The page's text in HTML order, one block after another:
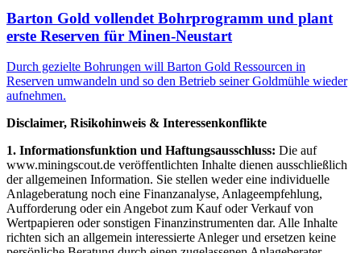
Barton Gold vollendet Bohrprogramm und plant
erste Reserven für Minen-Neustart
Durch gezielte Bohrungen will Barton Gold Ressourcen in
Reserven umwandeln und so den Betrieb seiner Goldmühle wieder
aufnehmen.
Disclaimer, Risikohinweis & Interessenkonflikte
1. Informationsfunktion und Haftungsausschluss: Die auf
www.miningscout.de veröffentlichten Inhalte dienen ausschließlich
der allgemeinen Information. Sie stellen weder eine individuelle
Anlageberatung noch eine Finanzanalyse, Anlageempfehlung,
Aufforderung oder ein Angebot zum Kauf oder Verkauf von
Wertpapieren oder sonstigen Finanzinstrumenten dar. Alle Inhalte
richten sich an allgemein interessierte Anleger und ersetzen keine